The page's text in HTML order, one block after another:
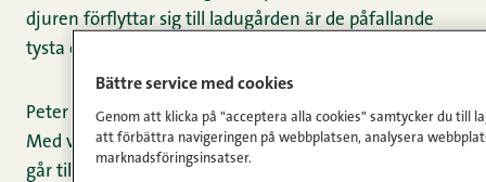
djuren förflyttar sig till ladugården är de påfallande
tysta och verkar lugna.
Peter Björk rör sig skickligt bland de enorma tjurarna.
Med van hand föser han in djuren i ladugården och
går tillbaka till bilen för att hämta de sista tjurarna.
Bättre service med cookies
Genom att klicka på "acceptera alla cookies" samtycker du till
att förbättra navigeringen på webbplatsen, analysera
marknadsföringsinsatser.